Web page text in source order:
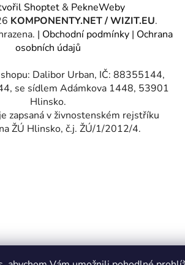
Shoptet& PekneWeby
KOMPONENTY.NET / WIZIT.EU.
| Obchodní podmínky | Ochrana
osobních údajů
Dalibor Urban, IČ: 88355144,
se sídlem Adámkova 1448, 53901
Hlinsko.
zapsaná v živnostenském rejstříku
ŽÚ Hlinsko, č.j. ŽÚ/1/2012/4.